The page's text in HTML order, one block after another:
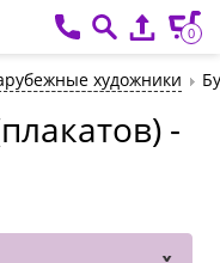
0
художники
-